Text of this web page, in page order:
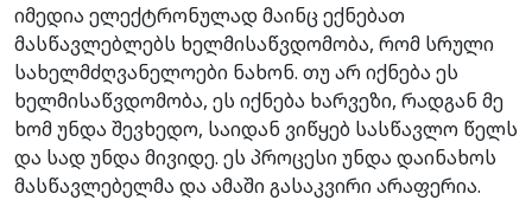
იმედია ელექტრონულად მაინც ექნებათ
მასწავლებლებს ხელმისაწვდომობა, რომ სრული
სახელმძღვანელოები ნახონ. თუ არ იქნება ეს
ხელმისაწვდომობა, ეს იქნება ხარვეზი, რადგან მე
ხომ უნდა შევხედო, საიდან ვიწყებ სასწავლო წელს
და სად უნდა მივიდე. ეს პროცესი უნდა დაინახოს
მასწავლებელმა და ამაში გასაკვირი არაფერია.